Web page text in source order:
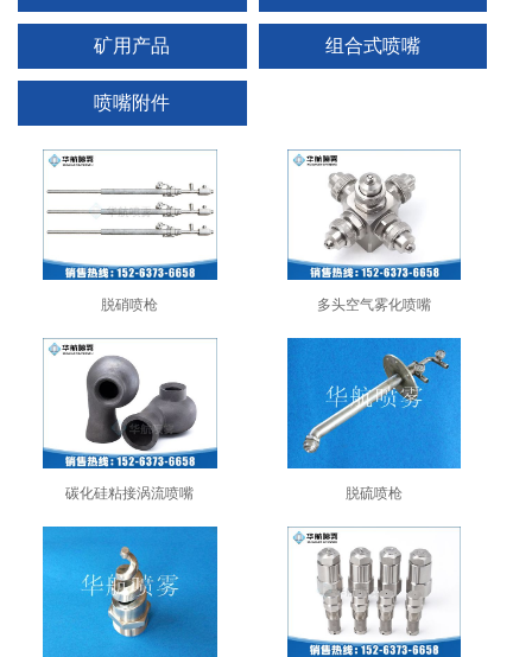
矿用产品 组合式喷嘴
喷嘴附件
脱硝喷枪 多头空气雾化喷嘴
碳化硅粘接涡流喷嘴 脱硫喷枪